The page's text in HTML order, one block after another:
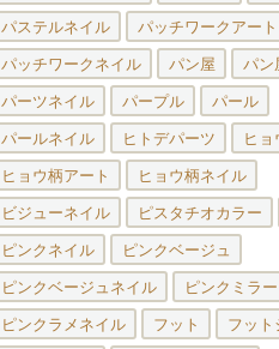
パステルネイル パッチワークアート
パッチワークネイル パン屋 パン
パーツネイル パープル パール
パールネイル ヒトデパーツ ヒョ
ヒョウ柄アート ヒョウ柄ネイル
ビジューネイル ピスタチオカラー
ピンクネイル ピンクベージュ
ピンクベージュネイル ピンクミラー
ピンクラメネイル フット フット